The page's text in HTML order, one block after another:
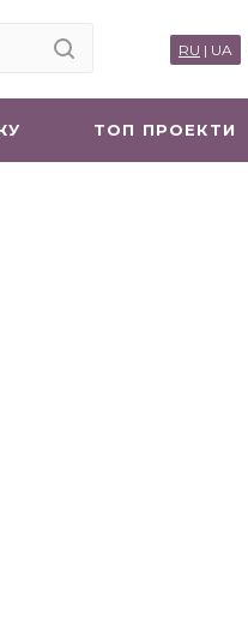
RU | UA
ТОП ПРОЕКТИ